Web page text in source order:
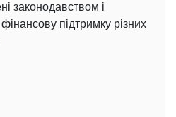
законодавством і
підтримку різних